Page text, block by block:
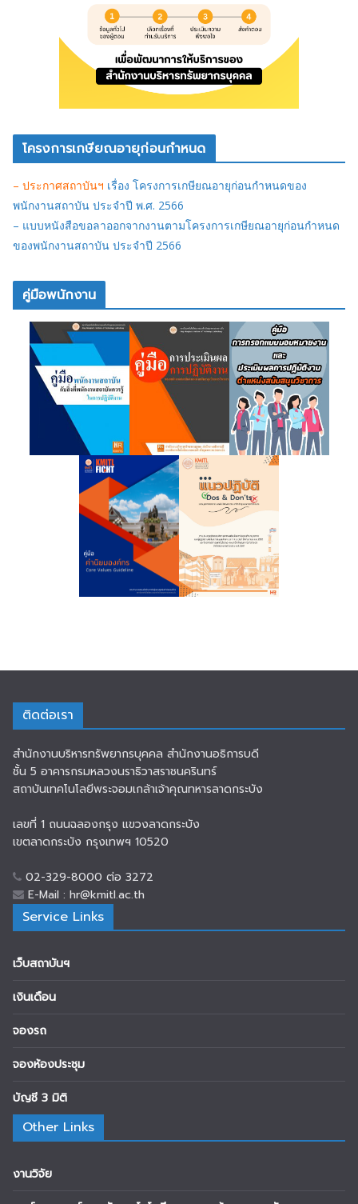
โครงการเกษียณอายุก่อนกำหนด
– ประกาศสถาบันฯ เรื่อง โครงการเกษียณอายุก่อนกำหนดของ
พนักงานสถาบัน ประจำปี พ.ศ. 2566
– แบบหนังสือขอลาออกจากงานตามโครงการเกษียณอายุก่อนกำหนด
ของพนักงานสถาบัน ประจำปี 2566
คู่มือพนักงาน
ติดต่อเรา
สำนักงานบริหารทรัพยากรบุคคล สำนักงานอธิการบดี
ชั้น 5 อาคารกรมหลวงนราธิวาสราชนครินทร์
สถาบันเทคโนโลยีพระจอมเกล้าเจ้าคุณทหารลาดกระบัง
เลขที่ 1 ถนนฉลองกรุง แขวงลาดกระบัง
เขตลาดกระบัง กรุงเทพฯ 10520
02-329-8000 ต่อ 3272
E-Mail : hr@kmitl.ac.th
Service Links
เว็บสถาบันฯ
เงินเดือน
จองรถ
จองห้องประชุม
บัญชี 3 มิติ
Other Links
งานวิจัย